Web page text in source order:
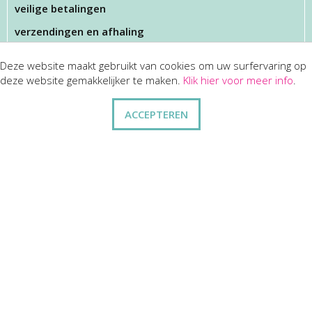
veilige betalingen
verzendingen en afhaling
KLANTENSERVICES
Deze website maakt gebruikt van cookies om uw surfervaring op
deze website gemakkelijker te maken. Klik hier voor meer info.
ACCEPTEREN